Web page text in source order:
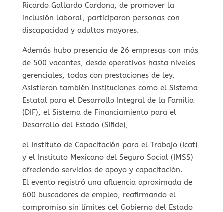
Ricardo Gallardo Cardona, de promover la
inclusión laboral, participaron personas con
discapacidad y adultos mayores.
Además hubo presencia de 26 empresas con más
de 500 vacantes, desde operativos hasta niveles
gerenciales, todas con prestaciones de ley.
Asistieron también instituciones como el Sistema
Estatal para el Desarrollo Integral de la Familia
(DIF), el Sistema de Financiamiento para el
Desarrollo del Estado (Sifide),
el Instituto de Capacitación para el Trabajo (Icat)
y el Instituto Mexicano del Seguro Social (IMSS)
ofreciendo servicios de apoyo y capacitación.
El evento registró una afluencia aproximada de
600 buscadores de empleo, reafirmando el
compromiso sin límites del Gobierno del Estado